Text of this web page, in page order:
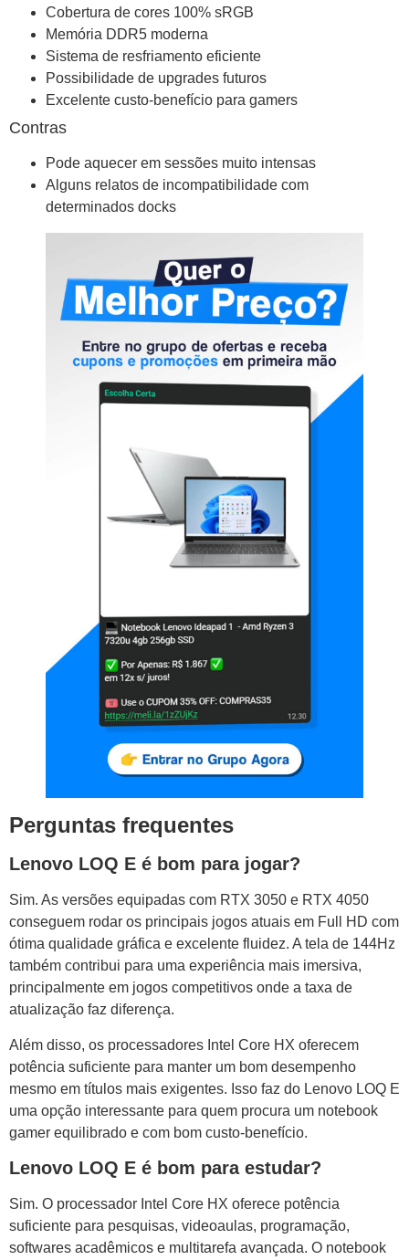
Cobertura de cores 100% sRGB
Memória DDR5 moderna
Sistema de resfriamento eficiente
Possibilidade de upgrades futuros
Excelente custo-benefício para gamers
Contras
Pode aquecer em sessões muito intensas
Alguns relatos de incompatibilidade com
determinados docks
Perguntas frequentes
Lenovo LOQ E é bom para jogar?
Sim. As versões equipadas com RTX 3050 e RTX 4050
conseguem rodar os principais jogos atuais em Full HD com
ótima qualidade gráfica e excelente fluidez. A tela de 144Hz
também contribui para uma experiência mais imersiva,
principalmente em jogos competitivos onde a taxa de
atualização faz diferença.
Além disso, os processadores Intel Core HX oferecem
potência suficiente para manter um bom desempenho
mesmo em títulos mais exigentes. Isso faz do Lenovo LOQ E
uma opção interessante para quem procura um notebook
gamer equilibrado e com bom custo-benefício.
Lenovo LOQ E é bom para estudar?
Sim. O processador Intel Core HX oferece potência
suficiente para pesquisas, videoaulas, programação,
softwares acadêmicos e multitarefa avançada. O notebook